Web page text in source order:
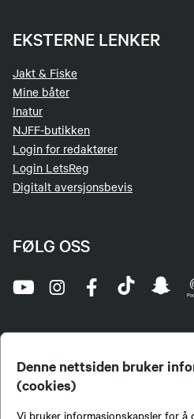
Denne nettsiden bruker
(cookies)
Vi bruker informasjonskapsler for å
EKSTERNE LENKER
Jakt & Fiske
Mine båter
Inatur
NJFF-butikken
Login for redaktører
Login LetsReg
Digitalt aversjonsbevis
FØLG OSS
jegere og sportsfiskere og et av de viktigste miljøene